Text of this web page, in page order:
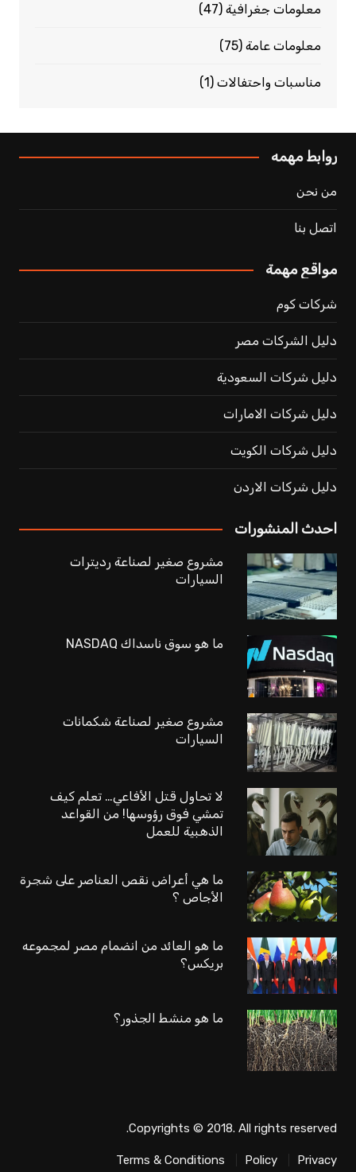
معلومات جغرافية(47)
معلومات عامة(75)
مناسبات واحتفالات(1)
روابط مهمه
من نحن
اتصل بنا
مواقع مهمة
شركات كوم
دليل الشركات مصر
دليل شركات السعودية
دليل شركات الامارات
دليل شركات الكويت
دليل شركات الاردن
احدث المنشورات
مشروع صغير لصناعة رديترات
السيارات
ما هو سوق ناسداك NASDAQ
مشروع صغير لصناعة شكمانات
السيارات
لا تحاول قتل الأفاعي… تعلم كيف
تمشي فوق رؤوسها! من القواعد
الذهبية للعمل
ما هي أعراض نقص العناصر على شجرة
الأجاص ؟
ما هو العائد من انضمام مصر لمجموعه
بريكس؟
ما هو منشط الجذور؟
Copyrights © 2018. All rights reserved.
Privacy
Policy
Terms & Conditions